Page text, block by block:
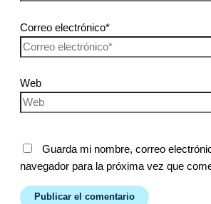
Correo electrónico*
Web
Guarda mi nombre, correo
navegador para la próxima vez que